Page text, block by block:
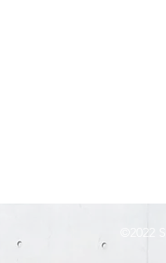
©2022